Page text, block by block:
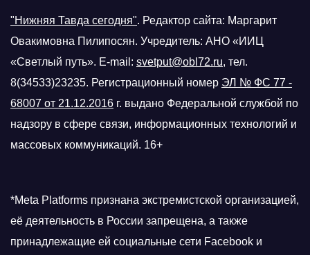
"Нижняя Тавда сегодня". Редактор сайта: Маргарит
Овакимовна Пилипосян. Учредитель: АНО «ИИЦ
«Светлый путь». E-mail: svetput@obl72.ru, тел.
8(34533)23235. Регистрационный номер ЭЛ № ФС 77 -
68007 от 21.12.2016 г. выдано Федеральной службой по
надзору в сфере связи, информационных технологий и
массовых коммуникаций. 16+
*Meta Platforms признана экстремистской организацией,
её деятельность в России запрещена, а также
принадлежащие ей социальные сети Facebook и